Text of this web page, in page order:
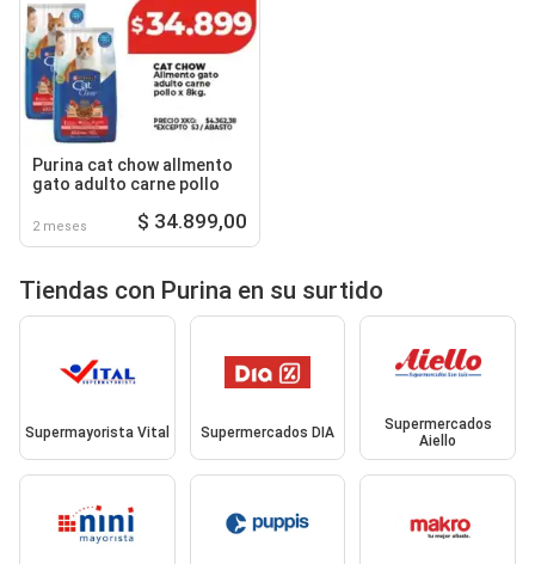
Purina cat chow allmento
gato adulto carne pollo
2 meses $ 34.899,00
Tiendas con Purina en su surtido
Supermayorista Vital Supermercados DIA
Supermercados
Aiello